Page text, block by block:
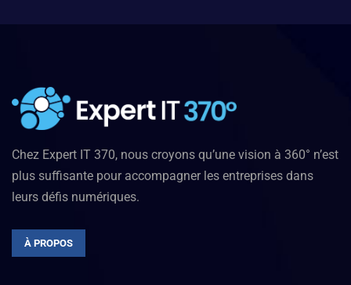
Chez Expert IT 370, nous croyons qu’une vision à 360° n’est
plus suffisante pour accompagner les entreprises dans
leurs défis numériques.
À PROPOS